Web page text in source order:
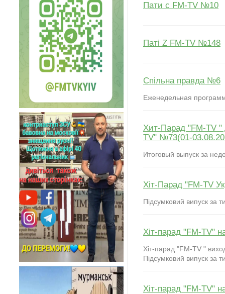
Пати с FM-TV №10
Паті Z FM-TV №148
Спільна правда №6
Еженедельная
Хит-Парад "FM-TV "
TV" №73(01-
Итоговый выпуск за
Хіт-Парад "FM-TV
Підсумковий випуск за
Хіт-парад "FM-TV"
Хіт-парад "FM-TV "
Підсумковий випуск за
Хіт-парад "FM-TV"